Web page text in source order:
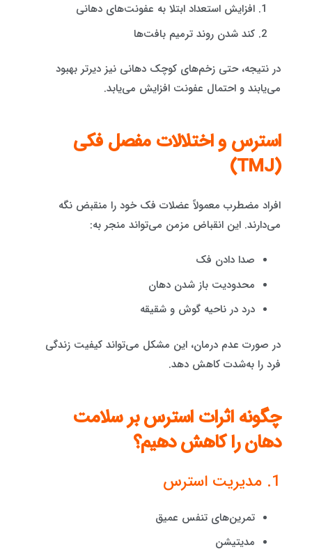
افزایش استعداد ابتلا به عفونت‌های دهانی
کند شدن روند ترمیم بافت‌ها
در نتیجه، حتی زخم‌های کوچک دهانی نیز دیرتر بهبود
می‌یابند و احتمال عفونت افزایش می‌یابد.
استرس و اختلالات مفصل فکی
(TMJ)
افراد مضطرب معمولاً عضلات فک خود را منقبض نگه
می‌دارند. این انقباض مزمن می‌تواند منجر به:
صدا دادن فک
محدودیت باز شدن دهان
درد در ناحیه گوش و شقیقه
در صورت عدم درمان، این مشکل می‌تواند کیفیت زندگی
فرد را به‌شدت کاهش دهد.
چگونه اثرات استرس بر سلامت
دهان را کاهش دهیم؟
1. مدیریت استرس
تمرین‌های تنفس عمیق
مدیتیشن